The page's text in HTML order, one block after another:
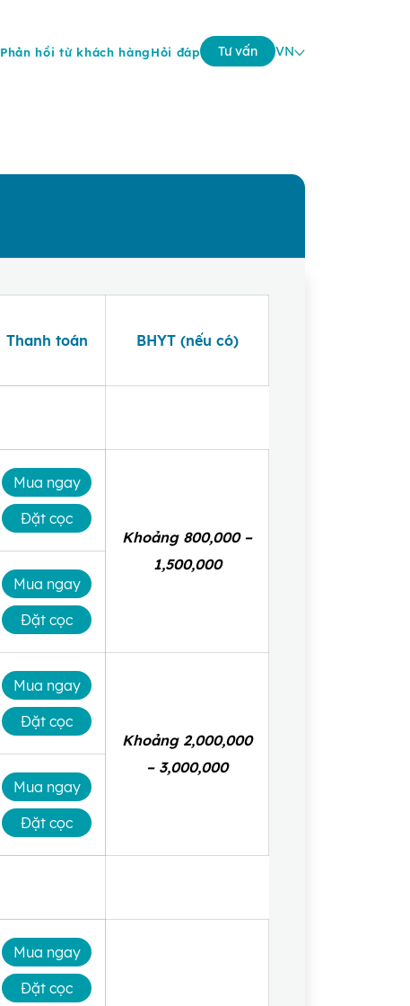
Phản hồi từ khách hàngHỏi đáp Tư vấn VN
Thanh toán BHYT (nếu có)
Mua ngay
Đặt cọc
Khoảng 800,000 –
1,500,000
Mua ngay
Đặt cọc
Mua ngay
Đặt cọc
Khoảng 2,000,000
– 3,000,000
Mua ngay
Đặt cọc
Mua ngay
Đặt cọc